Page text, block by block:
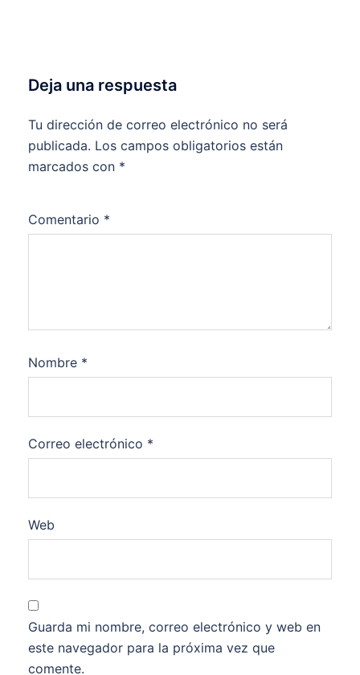
Deja una respuesta
Tu dirección de correo electrónico no será
publicada. Los campos obligatorios están
marcados con *
Comentario *
Nombre *
Correo electrónico *
Web
Guarda mi nombre, correo electrónico y web en
este navegador para la próxima vez que
comente.